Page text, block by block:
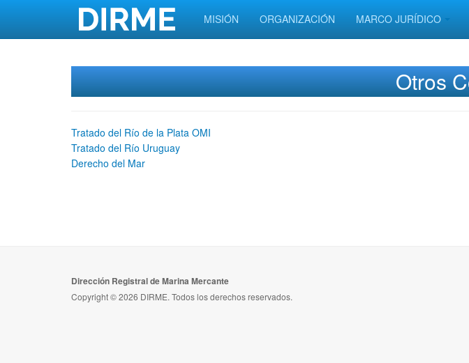
MISIÓN ORGANIZACIÓN MARCO JURÍDICO
Otros
Tratado del Río de la Plata OMI
Tratado del Río Uruguay
Derecho del Mar
Dirección Registral de Marina Mercante
Copyright © 2026 DIRME. Todos los derechos reservados.